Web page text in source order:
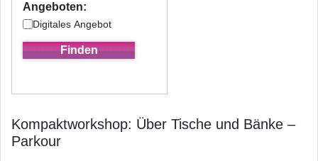
Angeboten:
Digitales Angebot
Kompaktworkshop: Über Tische und Bänke –
Parkour